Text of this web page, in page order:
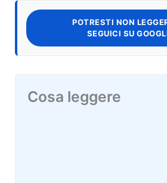
POTRESTI NON
SEGUICI SU
Cosa leggere